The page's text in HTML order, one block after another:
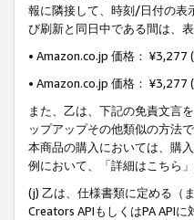
報に隣接して、時刻/日付の表
び刷新と同日中である間は、
• Amazon.co.jp 価格：
• Amazon.co.jp 価格：
また、乙は、下記の免責文言
ップアップその他類似の方法
本商品の購入においては、購
例において、「詳細はこちら
(j) 乙は、仕様書類に定める（
Creators APIもしくはPA API